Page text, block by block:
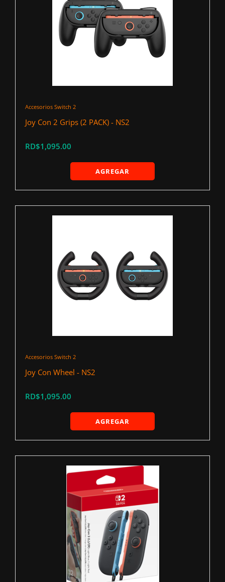
Accesorios Switch 2
Joy Con 2 Grips (2 PACK) - NS2
RD$1,095.00
AGREGAR
Accesorios Switch 2
Joy Con Wheel - NS2
RD$1,095.00
AGREGAR